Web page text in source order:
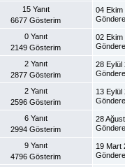
15 Yanıt
6677 Gösterim
04 Ekim
0 Yanıt
2149 Gösterim
02 Ekim
2 Yanıt
2877 Gösterim
28 Eylül
2 Yanıt
2596 Gösterim
13 Eylül
6 Yanıt
2994 Gösterim
28
9 Yanıt
4796 Gösterim
19 Mart